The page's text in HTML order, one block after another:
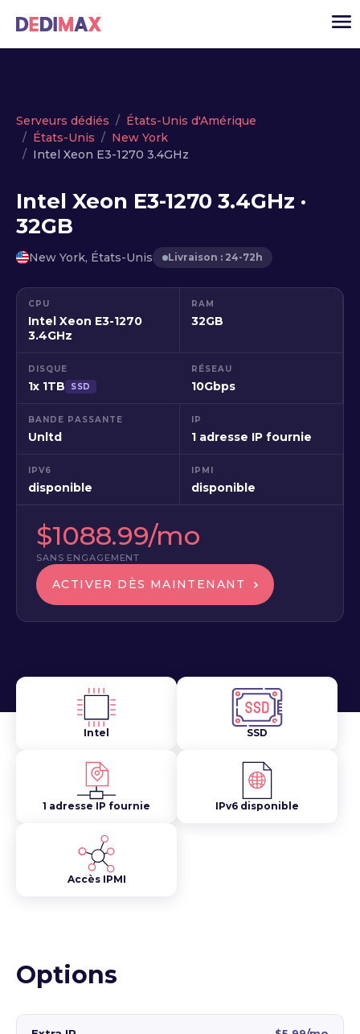
Cloud serveur
Solutions
Actualité
Serveurs dédiés
États-Unis d'Amérique
États-Unis
New York
Intel Xeon E3-1270 3.4GHz
Intel Xeon E3-1270 3.4GHz ·
32GB
New York, États-Unis Livraison : 24-72h
CPU
Intel Xeon E3-1270
3.4GHz
RAM
32GB
DISQUE
1x 1TB SSD
RÉSEAU
10Gbps
BANDE PASSANTE
Unltd
IP
1 adresse IP fournie
IPV6
disponible
IPMI
disponible
$1088.99/mo
SANS ENGAGEMENT
ACTIVER DÈS MAINTENANT
Intel SSD
1 adresse IP fournie IPv6 disponible
Accès IPMI
Options